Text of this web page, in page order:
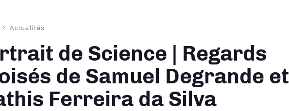
Actualités
de Science | Regards
de Samuel Degrande et
Ferreira da Silva